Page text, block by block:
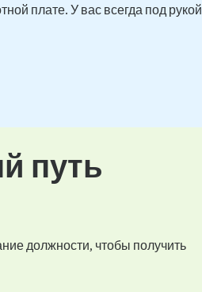
плате. У вас всегда под рукой
путь
должности, чтобы получить